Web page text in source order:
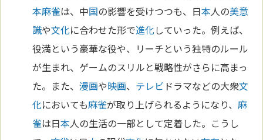
本麻雀は、中国の影響を受けつつも、日本人の美意
識や文化に合わせた形で進化していった。例えば、
役満という豪華な役や、リーチという独特のルール
が生まれ、ゲームのスリルと戦略性がさらに高まっ
た。また、漫画や映画、 テレビ ドラマなどの大衆文
化においても麻雀が取り上げられるようになり、麻
雀は日本人の生活の一部として定着した。こうし